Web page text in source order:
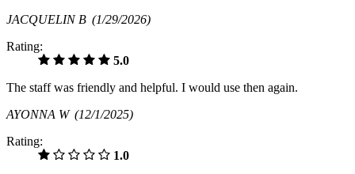
JACQUELIN B (1/29/2026)
Rating:
5.0
The staff was friendly and helpful. I would use then again.
AYONNA W (12/1/2025)
Rating:
1.0